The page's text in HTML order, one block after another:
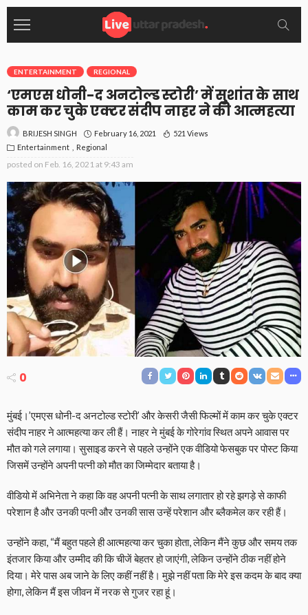
ENTERTAINMENT REGIONAL
‘एमएस धोनी-द अनटोल्ड स्टोरी’ में सुशांत के साथ
काम कर चुके एक्टर संदीप नाहर ने की आत्महत्या
BRIJESH SINGH February 16, 2021
521 Views
Entertainment
Regional
posted on Feb. 16, 2021 at 9:43 am
0
मुंबई।’एमएस धोनी-द अनटोल्ड स्टोरी’ और केसरी जैसी फिल्मों में काम कर चुके एक्टर
संदीप नाहर ने आत्महत्या कर ली हैं। नाहर ने मुंबई के गोरेगांव स्थित अपने आवास पर
मौत को गले लगाया। सुसाइड करने से पहले उन्होंने एक वीडियो फेसबुक पर पोस्ट किया
जिसमें उन्होंने अपनी पत्नी को मौत का जिम्मेदार बताया है।
वीडियो में अभिनेता ने कहा कि वह अपनी पत्नी के साथ लगातार हो रहे झगड़े से काफी
परेशान है और उनकी पत्नी और उनकी सास उन्हें परेशान और ब्लैकमेल कर रही हैं।
उन्होंने कहा, “मैं बहुत पहले ही आत्महत्या कर चुका होता, लेकिन मैंने कुछ और समय तक
इंतजार किया और उम्मीद की कि चीजें बेहतर हो जाएंगी, लेकिन उन्होंने ठीक नहीं होने
दिया। मेरे पास अब जाने के लिए कहीं नहीं है। मुझे नहीं पता कि मेरे इस कदम के बाद क्या
होगा, लेकिन मैं इस जीवन में नरक से गुजर रहा हूं।